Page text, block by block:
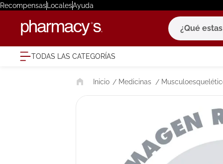
RecompensasLocalesAyuda
¿Qué estas
TODAS LAS CATEGORÍAS
Medicinas 1. eucerin
3.